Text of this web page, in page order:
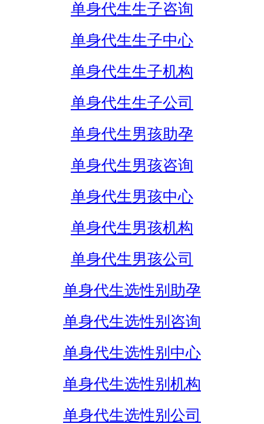
单身代生生子咨询
单身代生生子中心
单身代生生子机构
单身代生生子公司
单身代生男孩助孕
单身代生男孩咨询
单身代生男孩中心
单身代生男孩机构
单身代生男孩公司
单身代生选性别助孕
单身代生选性别咨询
单身代生选性别中心
单身代生选性别机构
单身代生选性别公司